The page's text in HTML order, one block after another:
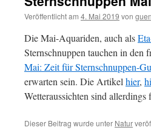
Veröffentlicht am 4. Mai 2019 von
Die Mai-Aquariden, auch als
Sternschnuppen tauchen in
Mai: Zeit für Sternschnuppen-
erwarten sein. Die Artikel hier,
Wetteraussichten sind
Dieser Beitrag wurde unter Natur